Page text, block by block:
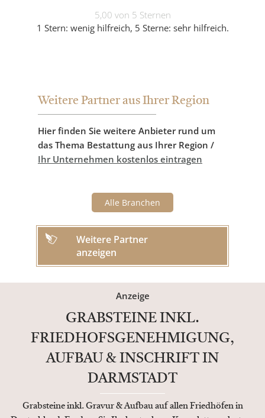
5,00 von 5 Sternen
1 Stern: wenig hilfreich, 5 Sterne: sehr hilfreich.
Weitere Partner aus Ihrer Region
Hier finden Sie weitere Anbieter rund um
das Thema Bestattung aus Ihrer Region /
Ihr Unternehmen kostenlos eintragen
Alle Branchen
Weitere Partner
anzeigen
Anzeige
GRABSTEINE INKL.
FRIEDHOFSGENEHMIGUNG,
AUFBAU & INSCHRIFT IN
DARMSTADT
Grabsteine inkl. Gravur & Aufbau auf allen Friedhöfen in